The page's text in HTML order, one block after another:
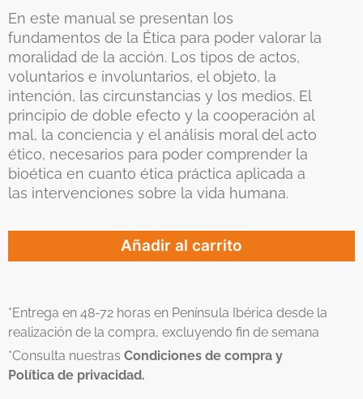
En este manual se presentan los
fundamentos de la Ética para poder valorar la
moralidad de la acción. Los tipos de actos,
voluntarios e involuntarios, el objeto, la
intención, las circunstancias y los medios. El
principio de doble efecto y la cooperación al
mal, la conciencia y el análisis moral del acto
ético, necesarios para poder comprender la
bioética en cuanto ética práctica aplicada a
las intervenciones sobre la vida humana.
Añadir al carrito
*Entrega en 48-72 horas en Península Ibérica desde la
realización de la compra, excluyendo fin de semana
*Consulta nuestras Condiciones de compra y
Política de privacidad.